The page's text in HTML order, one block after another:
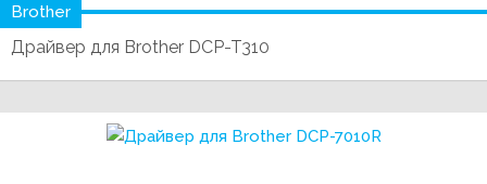
Brother
Драйвер для Brother DCP-T310